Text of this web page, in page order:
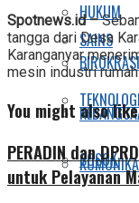
HUKUM
BIROKRASI
SAINS
TEKNOLOGI
SOSOK
Share
Spotnews.id –
tangga dari Desa
Karanganyar
mesin industri
You might also like
PERADIN dan
untuk Pelayanan